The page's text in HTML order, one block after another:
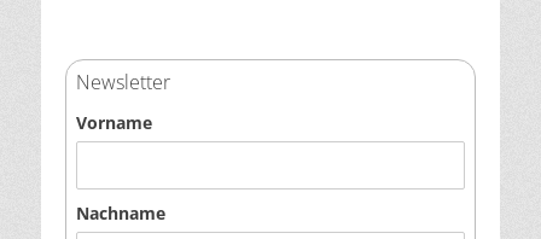
Newsletter
Vorname
Nachname